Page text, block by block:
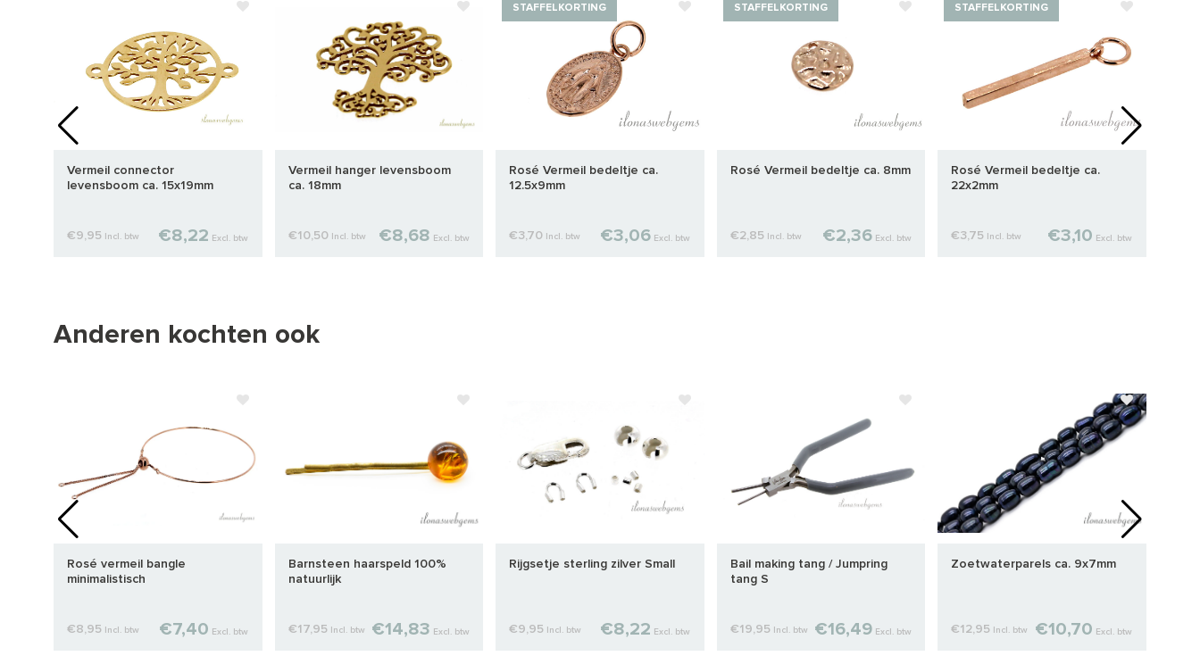
Vermeil connector
levensboom ca. 15x19mm
€9,95 Incl. btw €8,22 Excl. btw
Vermeil hanger levensboom
ca. 18mm
€10,50 Incl. btw €8,68 Excl. btw
STAFFELKORTING
Rosé Vermeil bedeltje ca.
12.5x9mm
€3,70 Incl. btw €3,06 Excl. btw
STAFFELKORTING
Rosé Vermeil bedeltje ca. 8mm
€2,85 Incl. btw €2,36 Excl. btw
STAFFELKORTING
Rosé Vermeil bedeltje ca.
22x2mm
€3,75 Incl. btw €3,10 Excl. btw
Anderen kochten ook
Rosé vermeil bangle
minimalistisch
€8,95 Incl. btw €7,40 Excl. btw
Barnsteen haarspeld 100%
natuurlijk
€17,95 Incl. btw €14,83 Excl. btw
Rijgsetje sterling zilver Small
€9,95 Incl. btw €8,22 Excl. btw
Bail making tang / Jumpring
tang S
€19,95 Incl. btw €16,49 Excl. btw
Zoetwaterparels ca. 9x7mm
€12,95 Incl. btw €10,70 Excl. btw